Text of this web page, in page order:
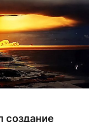
создание